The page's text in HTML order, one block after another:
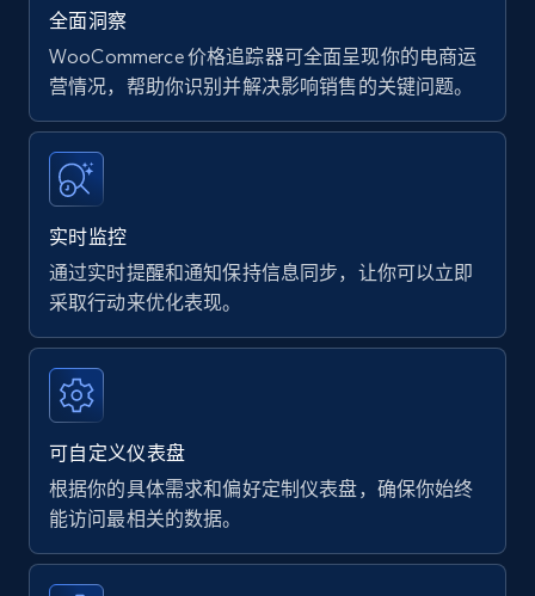
全面洞察
WooCommerce 价格追踪器可全面呈现你的电商运
营情况，帮助你识别并解决影响销售的关键问题。
实时监控
通过实时提醒和通知保持信息同步，让你可以立即
采取行动来优化表现。
可自定义仪表盘
根据你的具体需求和偏好定制仪表盘，确保你始终
能访问最相关的数据。